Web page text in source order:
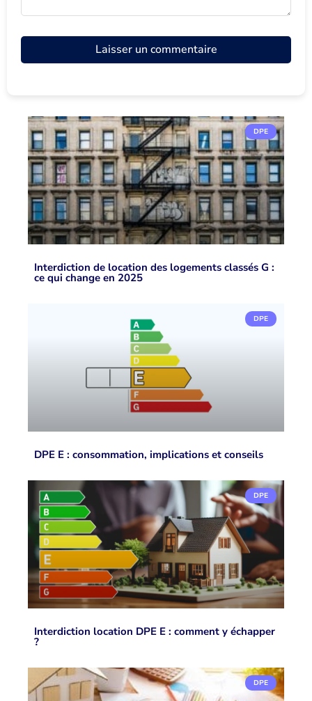
DPE
Interdiction de location des logements classés G :
ce qui change en 2025
DPE
DPE E : consommation, implications et conseils
DPE
Interdiction location DPE E : comment y échapper
?
DPE